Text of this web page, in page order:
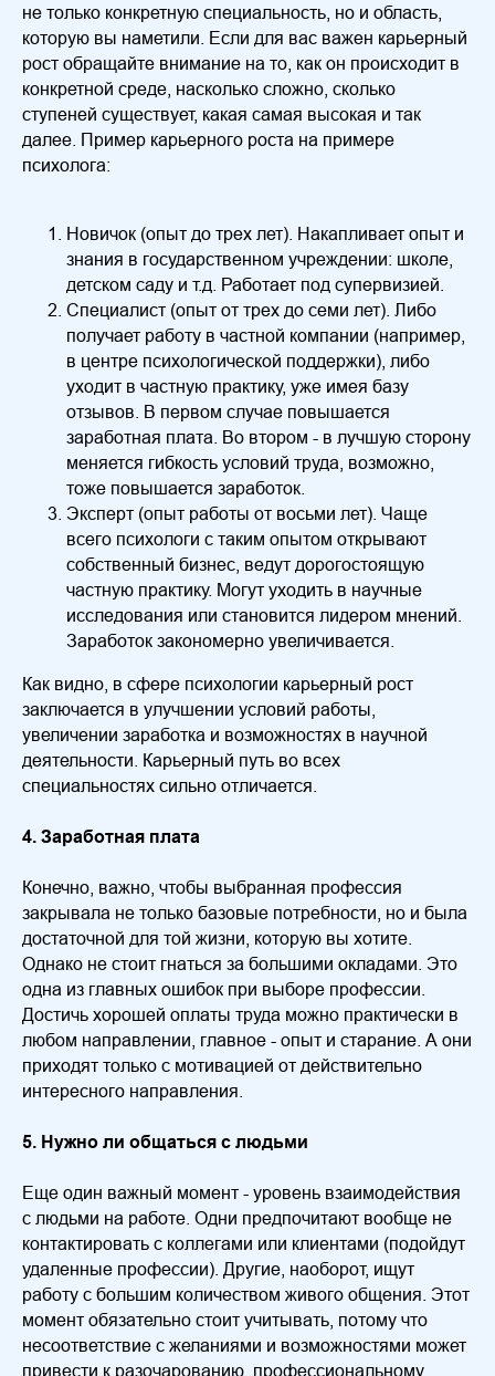
не только конкретную специальность, но и область,
которую вы наметили. Если для вас важен карьерный
рост обращайте внимание на то, как он происходит в
конкретной среде, насколько сложно, сколько
ступеней существует, какая самая высокая и так
далее. Пример карьерного роста на примере
психолога:
Новичок (опыт до трех лет). Накапливает опыт и
знания в государственном учреждении: школе,
детском саду и т.д. Работает под супервизией.
Специалист (опыт от трех до семи лет). Либо
получает работу в частной компании (например,
в центре психологической поддержки), либо
уходит в частную практику, уже имея базу
отзывов. В первом случае повышается
заработная плата. Во втором - в лучшую сторону
меняется гибкость условий труда, возможно,
тоже повышается заработок.
Эксперт (опыт работы от восьми лет). Чаще
всего психологи с таким опытом открывают
собственный бизнес, ведут дорогостоящую
частную практику. Могут уходить в научные
исследования или становится лидером мнений.
Заработок закономерно увеличивается.
Как видно, в сфере психологии карьерный рост
заключается в улучшении условий работы,
увеличении заработка и возможностях в научной
деятельности. Карьерный путь во всех
специальностях сильно отличается.
4. Заработная плата
Конечно, важно, чтобы выбранная профессия
закрывала не только базовые потребности, но и была
достаточной для той жизни, которую вы хотите.
Однако не стоит гнаться за большими окладами. Это
одна из главных ошибок при выборе профессии.
Достичь хорошей оплаты труда можно практически в
любом направлении, главное - опыт и старание. А они
приходят только с мотивацией от действительно
интересного направления.
5. Нужно ли общаться с людьми
Еще один важный момент - уровень взаимодействия
с людьми на работе. Одни предпочитают вообще не
контактировать с коллегами или клиентами (подойдут
удаленные профессии). Другие, наоборот, ищут
работу с большим количеством живого общения. Этот
момент обязательно стоит учитывать, потому что
несоответствие с желаниями и возможностями может
привести к разочарованию, профессиональному